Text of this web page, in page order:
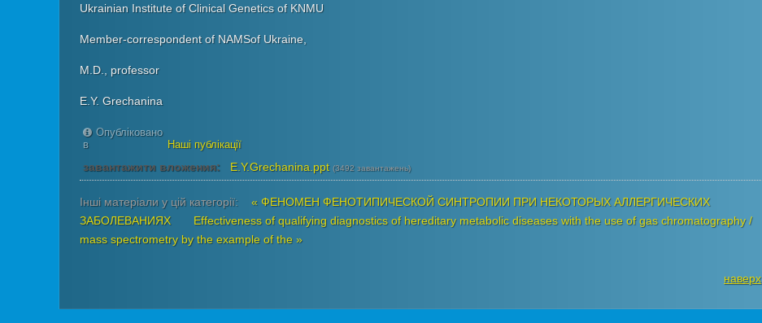
Ukrainian Institute of Clinical Genetics of KNMU
Member-correspondent of NAMSof Ukraine,
M.D., professor
E.Y. Grechanina
Опубліковано
в
Наші публікації
завантажити вложения: E.Y.Grechanina.ppt (3492 завантажень)
Інші матеріали у цій категорії:
« ФЕНОМЕН ФЕНОТИПИЧЕСКОЙ СИНТРОПИИ ПРИ НЕКОТОРЫХ АЛЛЕРГИЧЕСКИХ
ЗАБОЛЕВАНИЯХ
Effectiveness of qualifying diagnostics of hereditary metabolic diseases with the use of gas chromatography /
mass spectrometry by the example of the »
наверх